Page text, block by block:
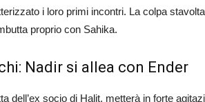
i loro primi incontri. La colpa
proprio con Sahika.
Nadir si allea con Ender
dell’ex socio di Halit, metterà in forte